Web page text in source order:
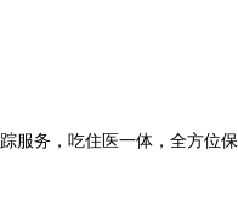
服务，吃住医一体，全方位保